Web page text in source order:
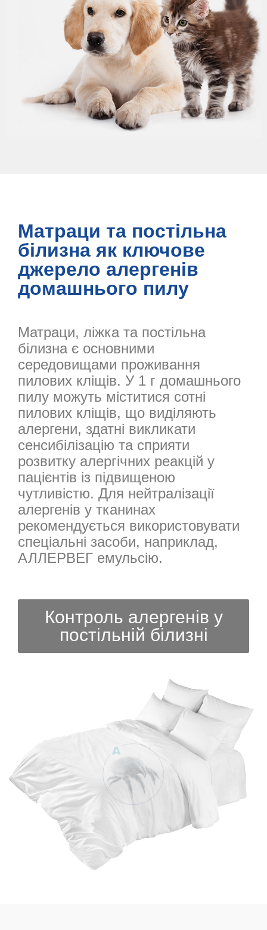
Матраци та постільна
білизна як ключове
джерело алергенів
домашнього пилу
Матраци, ліжка та постільна
білизна є основними
середовищами проживання
пилових кліщів. У 1 г домашнього
пилу можуть міститися сотні
пилових кліщів, що виділяють
алергени, здатні викликати
сенсибілізацію та сприяти
розвитку алергічних реакцій у
пацієнтів із підвищеною
чутливістю. Для нейтралізації
алергенів у тканинах
рекомендується використовувати
спеціальні засоби, наприклад,
АЛЛЕРВЕГ емульсію.
Контроль алергенів у
постільній білизні